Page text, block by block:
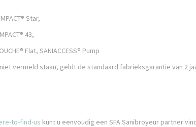
Star,
43,
Flat, SANIACCESS® Pump
vermeld staan, geldt de standaard fabrieksgarantie van 2
to-find-us kunt u eenvoudig een SFA Sanibroyeur partner